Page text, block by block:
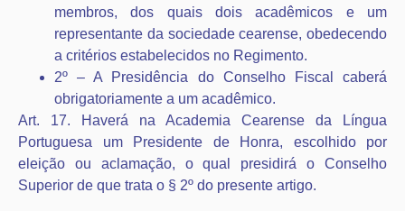
membros, dos quais dois acadêmicos e um
representante da sociedade cearense, obedecendo
a critérios estabelecidos no Regimento.
2º – A Presidência do Conselho Fiscal caberá
obrigatoriamente a um acadêmico.
Art. 17. Haverá na Academia Cearense da Língua
Portuguesa um Presidente de Honra, escolhido por
eleição ou aclamação, o qual presidirá o Conselho
Superior de que trata o § 2º do presente artigo.